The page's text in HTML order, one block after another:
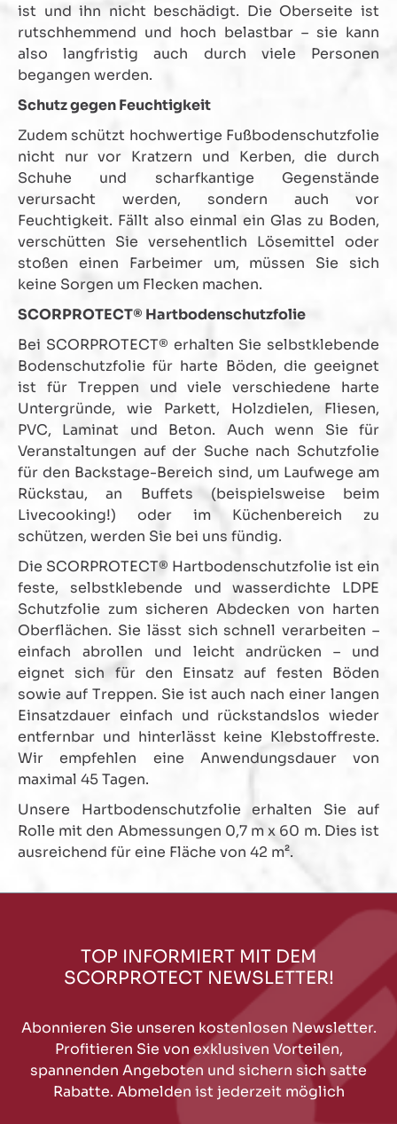
ist und ihn nicht beschädigt. Die Oberseite ist
rutschhemmend und hoch belastbar – sie kann
also langfristig auch durch viele Personen
begangen werden.
Schutz gegen Feuchtigkeit
Zudem schützt hochwertige Fußbodenschutzfolie
nicht nur vor Kratzern und Kerben, die durch
Schuhe und scharfkantige Gegenstände
verursacht werden, sondern auch vor
Feuchtigkeit. Fällt also einmal ein Glas zu Boden,
verschütten Sie versehentlich Lösemittel oder
stoßen einen Farbeimer um, müssen Sie sich
keine Sorgen um Flecken machen.
SCORPROTECT® Hartbodenschutzfolie
Bei SCORPROTECT® erhalten Sie selbstklebende
Bodenschutzfolie für harte Böden, die geeignet
ist für Treppen und viele verschiedene harte
Untergründe, wie Parkett, Holzdielen, Fliesen,
PVC, Laminat und Beton. Auch wenn Sie für
Veranstaltungen auf der Suche nach Schutzfolie
für den Backstage-Bereich sind, um Laufwege am
Rückstau, an Buffets (beispielsweise beim
Livecooking!) oder im Küchenbereich zu
schützen, werden Sie bei uns fündig.
Die SCORPROTECT® Hartbodenschutzfolie ist ein
feste, selbstklebende und wasserdichte LDPE
Schutzfolie zum sicheren Abdecken von harten
Oberflächen. Sie lässt sich schnell verarbeiten –
einfach abrollen und leicht andrücken – und
eignet sich für den Einsatz auf festen Böden
sowie auf Treppen. Sie ist auch nach einer langen
Einsatzdauer einfach und rückstandslos wieder
entfernbar und hinterlässt keine Klebstoffreste.
Wir empfehlen eine Anwendungsdauer von
maximal 45 Tagen.
Unsere Hartbodenschutzfolie erhalten Sie auf
Rolle mit den Abmessungen 0,7 m x 60 m. Dies ist
ausreichend für eine Fläche von 42 m².
TOP INFORMIERT MIT DEM
SCORPROTECT NEWSLETTER!
Abonnieren Sie unseren kostenlosen Newsletter.
Profitieren Sie von exklusiven Vorteilen,
spannenden Angeboten und sichern sich satte
Rabatte. Abmelden ist jederzeit möglich